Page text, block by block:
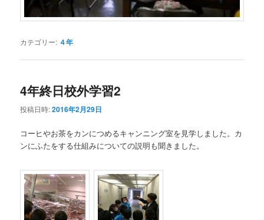
カテゴリー: ４年
4年終日校外学習2
投稿日時:2016年2月29日
コーヒやお茶をカンにつめるキャンニング室を見学しました。カ
ンにふたをする仕組みについての説明も聞きました。